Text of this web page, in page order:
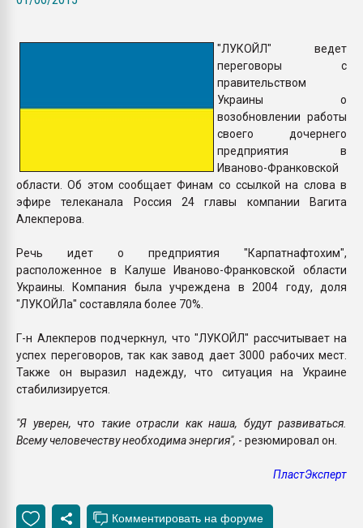
ПЕРЕЙТИ НА
"ЛУКОЙЛ" ведет
переговоры с
правительством
Украины о
возобновлении работы
своего дочернего
предприятия в
Иваново-Франковской
области. Об этом сообщает Финам со ссылкой на слова в
эфире телеканала Россия 24 главы компании Вагита
Алекперова.
Речь идет о предприятия "Карпатнафтохим",
расположенное в Калуше Иваново-Франковской области
Украины. Компания была учреждена в 2004 году, доля
"ЛУКОЙЛа" составляла более 70%.
Г-н Алекперов подчеркнул, что "ЛУКОЙЛ" рассчитывает на
успех переговоров, так как завод дает 3000 рабочих мест.
Также он выразил надежду, что ситуация на Украине
стабилизируется.
"Я уверен, что такие отрасли как наша, будут развиваться.
Всему человечеству необходима энергия", - резюмировал он.
ПластЭксперт